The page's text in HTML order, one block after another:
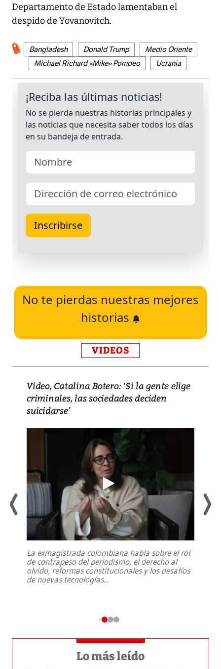
Departamento de Estado lamentaban el
despido de Yovanovitch.
Bangladesh Donald Trump
Medio Oriente
Michael Richard «Mike» Pompeo
Ucrania
No te pierdas nuestras mejores
historias
VIDEOS
Video, Catalina Botero: ‘Si la gente elige
criminales, las sociedades deciden
suicidarse’
La exmagistrada colombiana habla sobre el rol
de contrapeso del periodismo, el derecho al
olvido, reformas constitucionales y los desafíos
de nuevas tecnologías...
Lo más leído